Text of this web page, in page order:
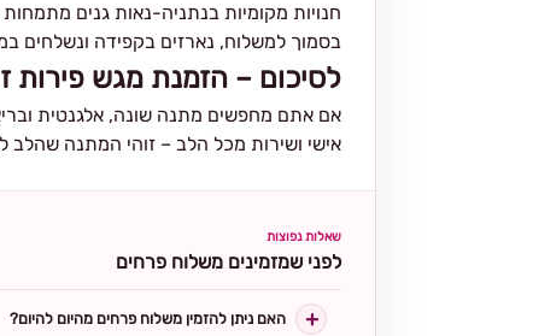
חנויות מקומיות בנתניה-נאות גנים
בסמוך למשלוח, נארזים בקפידה ונשלחים
לסיכום – הזמנת מגש
אם אתם מחפשים מתנה שונה, אלגנטית
אישי ושירות מכל הלב – זוהי המתנה שהלב
שאלות נפוצות
לפני שמזמינים משלוח פרחים
האם ניתן להזמין משלוח פרחים מהיום להיום?